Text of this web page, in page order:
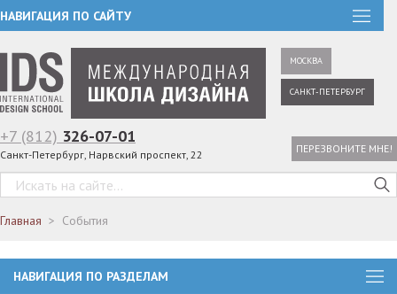
НАВИГАЦИЯ ПО САЙТУ
МОСКВА
САНКТ-ПЕТЕРБУРГ
+7 (812) 326-07-01
Санкт-Петербург, Нарвский проспект, 22 ПЕРЕЗВОНИТЕ МНЕ!
Главная События
НАВИГАЦИЯ ПО РАЗДЕЛАМ